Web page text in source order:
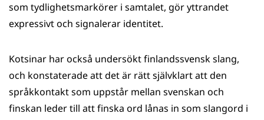
som tydlighetsmarkörer i samtalet, gör yttrandet
expressivt och signalerar identitet.
Kotsinar har också undersökt finlandssvensk slang,
och konstaterade att det är rätt självklart att den
språkkontakt som uppstår mellan svenskan och
finskan leder till att finska ord lånas in som slangord i